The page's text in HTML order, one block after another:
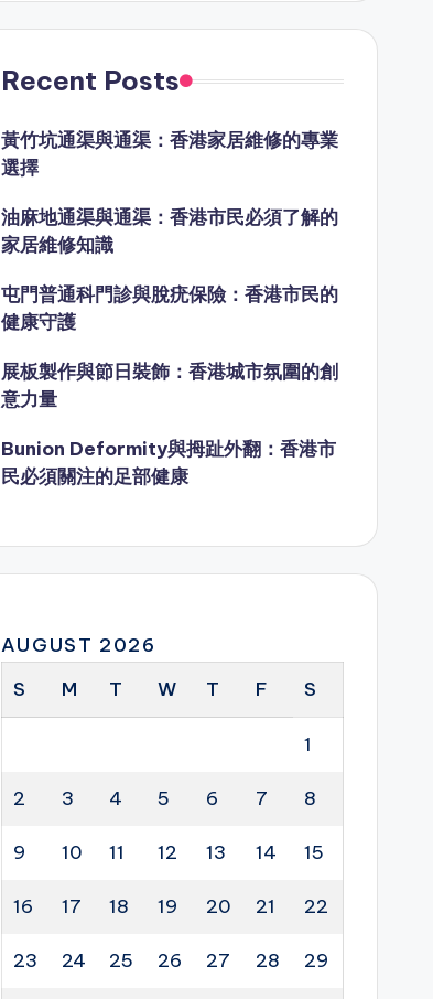
Recent Posts
黃竹坑通渠與通渠：香港家居維修的專業
選擇
油麻地通渠與通渠：香港市民必須了解的
家居維修知識
屯門普通科門診與脫疣保險：香港市民的
健康守護
展板製作與節日裝飾：香港城市氛圍的創
意力量
Bunion Deformity與拇趾外翻：香港市
民必須關注的足部健康
AUGUST 2026
S
M T W T F S
1
2 3 4 5 6 7 8
9 10 11 12 13 14 15
16 17 18 19 20 21 22
23 24 25 26 27 28 29